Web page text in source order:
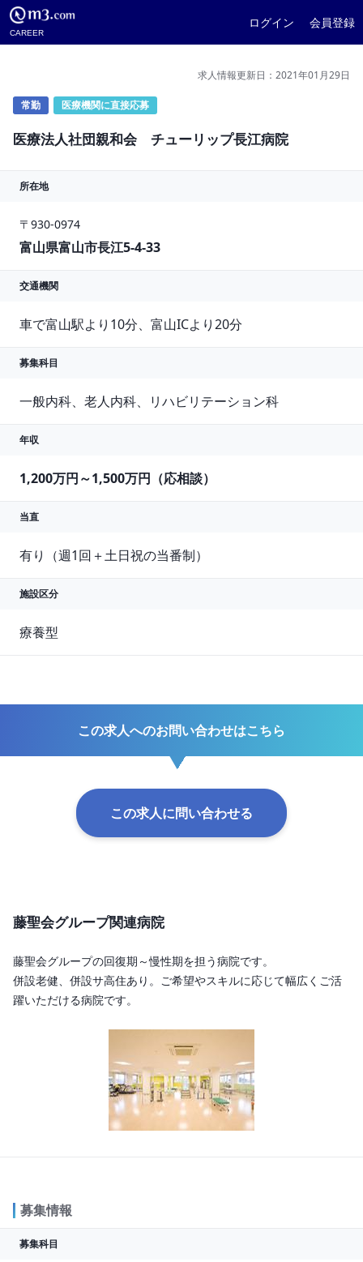
CAREER
ログイン 会員登録
求人情報更新日：2021年01月29日
常勤 医療機関に直接応募
医療法人社団親和会 チューリップ長江病院
所在地
〒930-0974
富山県富山市長江5-4-33
交通機関
車で富山駅より10分、富山ICより20分
募集科目
一般内科、老人内科、リハビリテーション科
年収
1,200万円～1,500万円（応相談）
当直
有り（週1回＋土日祝の当番制）
施設区分
療養型
この求人へのお問い合わせはこちら
この求人に問い合わせる
藤聖会グループ関連病院
藤聖会グループの回復期～慢性期を担う病院です。
併設老健、併設サ高住あり。ご希望やスキルに応じて幅広くご活
躍いただける病院です。
募集情報
募集科目